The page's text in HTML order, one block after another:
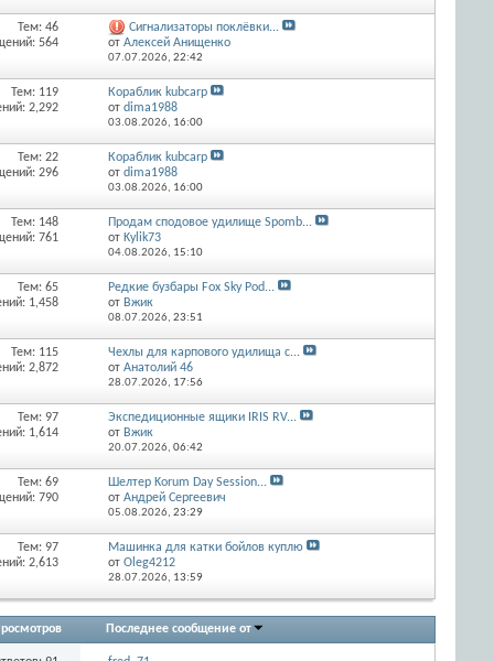
Тем: 46
564
Сигнализаторы поклёвки...
от Алексей Анищенко
07.07.2026, 22:42
Тем: 119
2,292
Кораблик kubcarp
от dima1988
03.08.2026, 16:00
Тем: 22
296
Кораблик kubcarp
от dima1988
03.08.2026, 16:00
Тем: 148
761
Продам сподовое удилище Spomb...
от Kylik73
04.08.2026, 15:10
Тем: 65
1,458
Редкие бузбары Fox Sky Pod...
от Вжик
08.07.2026, 23:51
Тем: 115
2,872
Чехлы для карпового удилища с...
от Анатолий 46
28.07.2026, 17:56
Тем: 97
1,614
Экспедиционные ящики IRIS RV...
от Вжик
20.07.2026, 06:42
Тем: 69
790
Шелтер Korum Day Session...
от Андрей Сергеевич
05.08.2026, 23:29
Тем: 97
2,613
Машинка для катки бойлов куплю
от Oleg4212
28.07.2026, 13:59
Последнее сообщение от